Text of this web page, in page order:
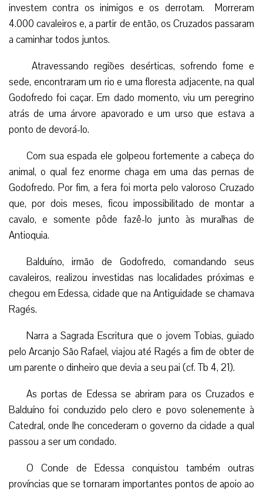
investem contra os inimigos e os derrotam. Morreram
4.000 cavaleiros e, a partir de então, os Cruzados passaram
a caminhar todos juntos.
Atravessando regiões desérticas, sofrendo fome e
sede, encontraram um rio e uma floresta adjacente, na qual
Godofredo foi caçar. Em dado momento, viu um peregrino
atrás de uma árvore apavorado e um urso que estava a
ponto de devorá-lo.
Com sua espada ele golpeou fortemente a cabeça do
animal, o qual fez enorme chaga em uma das pernas de
Godofredo. Por fim, a fera foi morta pelo valoroso Cruzado
que, por dois meses, ficou impossibilitado de montar a
cavalo, e somente pôde fazê-lo junto às muralhas de
Antioquia.
Balduíno, irmão de Godofredo, comandando seus
cavaleiros, realizou investidas nas localidades próximas e
chegou em Edessa, cidade que na Antiguidade se chamava
Ragés.
Narra a Sagrada Escritura que o jovem Tobias, guiado
pelo Arcanjo São Rafael, viajou até Ragés a fim de obter de
um parente o dinheiro que devia a seu pai (cf. Tb 4, 21).
As portas de Edessa se abriram para os Cruzados e
Balduíno foi conduzido pelo clero e povo solenemente à
Catedral, onde lhe concederam o governo da cidade a qual
passou a ser um condado.
O Conde de Edessa conquistou também outras
províncias que se tornaram importantes pontos de apoio ao